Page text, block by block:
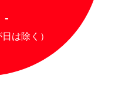
-
は除く）